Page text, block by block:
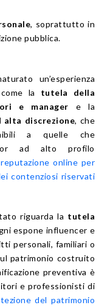
, soprattutto in
pubblica.
un’esperienza
la tutela della
e manager e la
alta discrezione, che
a quelle che
ad alto profilo
online per
contenziosi riservati
riguarda la tutela
espone influencer e
personali, familiari o
patrimonio costruito
preventiva è
e professionisti di
del patrimonio